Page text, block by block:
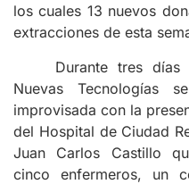
los cuales 13 nuevos
extracciones de esta
Durante tres
Nuevas Tecnologías
improvisada con la
del Hospital de Ciudad
Juan Carlos Castillo
cinco enfermeros, un